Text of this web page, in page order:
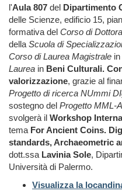
l'Aula 807 del Dipartimento
delle Scienze, edificio 15,
formativa del Corso di
dellaScuola di
Corso di Laurea Magistrale in
Laurea in Beni Culturali.
valorizzazione, grazie al
Progetto di ricerca NUmmi
sostegno del Progetto MML-
svolgerà il Workshop
temaFor Ancient Coins.
standards, Archaeometric
dott.ssa Lavinia Sole,
Università di Palermo.
Visualizza la